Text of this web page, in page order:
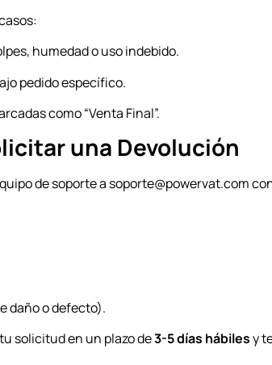
humedad o uso indebido.
pedido específico.
como “Venta Final”.
una Devolución
de soporte a soporte@powervat.com
daño o defecto).
solicitud en un plazo de3-5 días hábilesy